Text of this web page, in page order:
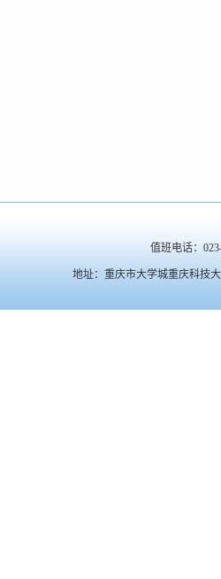
值班电话：
地址：重庆市大学城重庆科技